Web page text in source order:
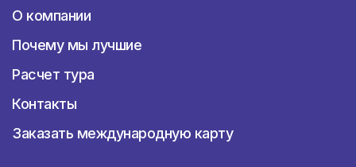
О компании
Почему мы лучшие
Расчет тура
Контакты
Заказать международную карту